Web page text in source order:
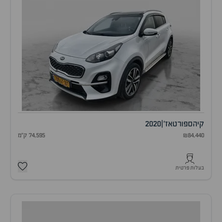
קיהספורטאז' 2020
₪84,440 74,595 ק"מ
בעלות פרטית